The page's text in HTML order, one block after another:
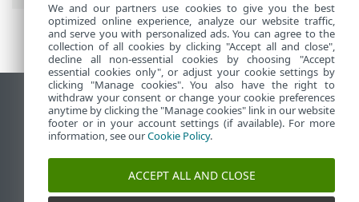
Переглянути повну версію
End of Life
База знань ESET
Форум ESET
ESET Status Portal
We and our partners use cookies to give you the best
optimized online experience, analyze our website traffic,
and serve you with personalized ads. You can agree to the
collection of all cookies by clicking "Accept all and close",
decline all non-essential cookies by choosing "Accept
essential cookies only", or adjust your cookie settings by
clicking "Manage cookies". You also have the right to
withdraw your consent or change your cookie preferences
anytime by clicking the "Manage cookies" link in our website
footer or in your account settings (if available). For more
information, see ourCookie Policy.
ACCEPT ALL AND CLOSE